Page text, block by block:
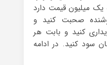
یک میلیون قیمت دارد
صحبت کنید و
کنید و بابت هر
سود کنید. در ادامه